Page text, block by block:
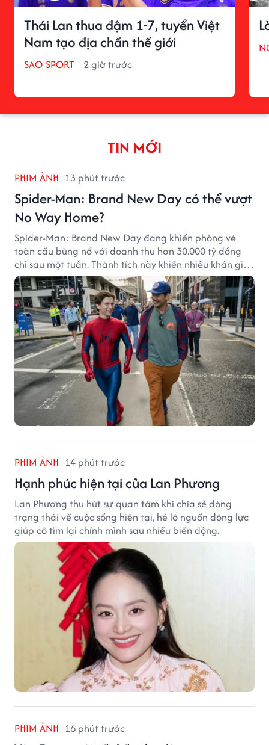
Thái Lan thua đậm 1-7, tuyển Việt
Nam tạo địa chấn thế giới
SAO SPORT 2 giờ trước
TIN MỚI
PHIM ẢNH 13 phút trước
Spider-Man: Brand New Day có thể vượt
No Way Home?
Spider-Man: Brand New Day đang khiến phòng vé
toàn cầu bùng nổ với doanh thu hơn 30.000 tỷ đồng
chỉ sau một tuần. Thành tích này khiến nhiều khán giả
đặt câu hỏi liệu bộ phim mới của Tom Holland có thể
phá kỷ lục mà No Way Home từng thiết lập hay không.
PHIM ẢNH 14 phút trước
Hạnh phúc hiện tại của Lan Phương
Lan Phương thu hút sự quan tâm khi chia sẻ dòng
trạng thái về cuộc sống hiện tại, hé lộ nguồn động lực
giúp cô tìm lại chính mình sau nhiều biến động.
PHIM ẢNH 16 phút trước